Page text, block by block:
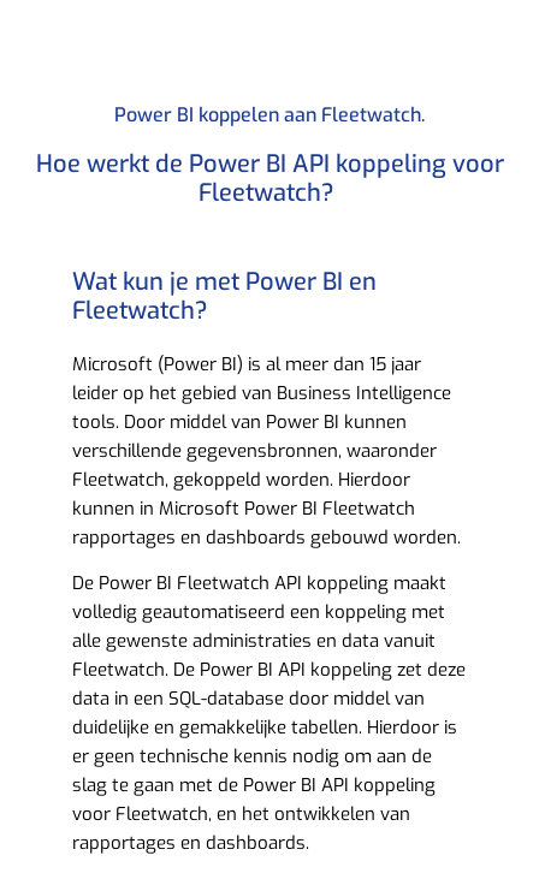
Power BI koppelen aan Fleetwatch.​
Hoe werkt de Power BI API koppeling voor
Fleetwatch? ​
Wat kun je met Power BI en
Fleetwatch?​
Microsoft (Power BI) is al meer dan 15 jaar
leider op het gebied van Business Intelligence
tools. Door middel van Power BI kunnen
verschillende gegevensbronnen, waaronder
Fleetwatch, gekoppeld worden. Hierdoor
kunnen in Microsoft Power BI Fleetwatch
rapportages en dashboards gebouwd worden.
De Power BI Fleetwatch API koppeling maakt
volledig geautomatiseerd een koppeling met
alle gewenste administraties en data vanuit
Fleetwatch. De Power BI API koppeling zet deze
data in een SQL-database door middel van
duidelijke en gemakkelijke tabellen. Hierdoor is
er geen technische kennis nodig om aan de
slag te gaan met de Power BI API koppeling
voor Fleetwatch, en het ontwikkelen van
rapportages en dashboards.